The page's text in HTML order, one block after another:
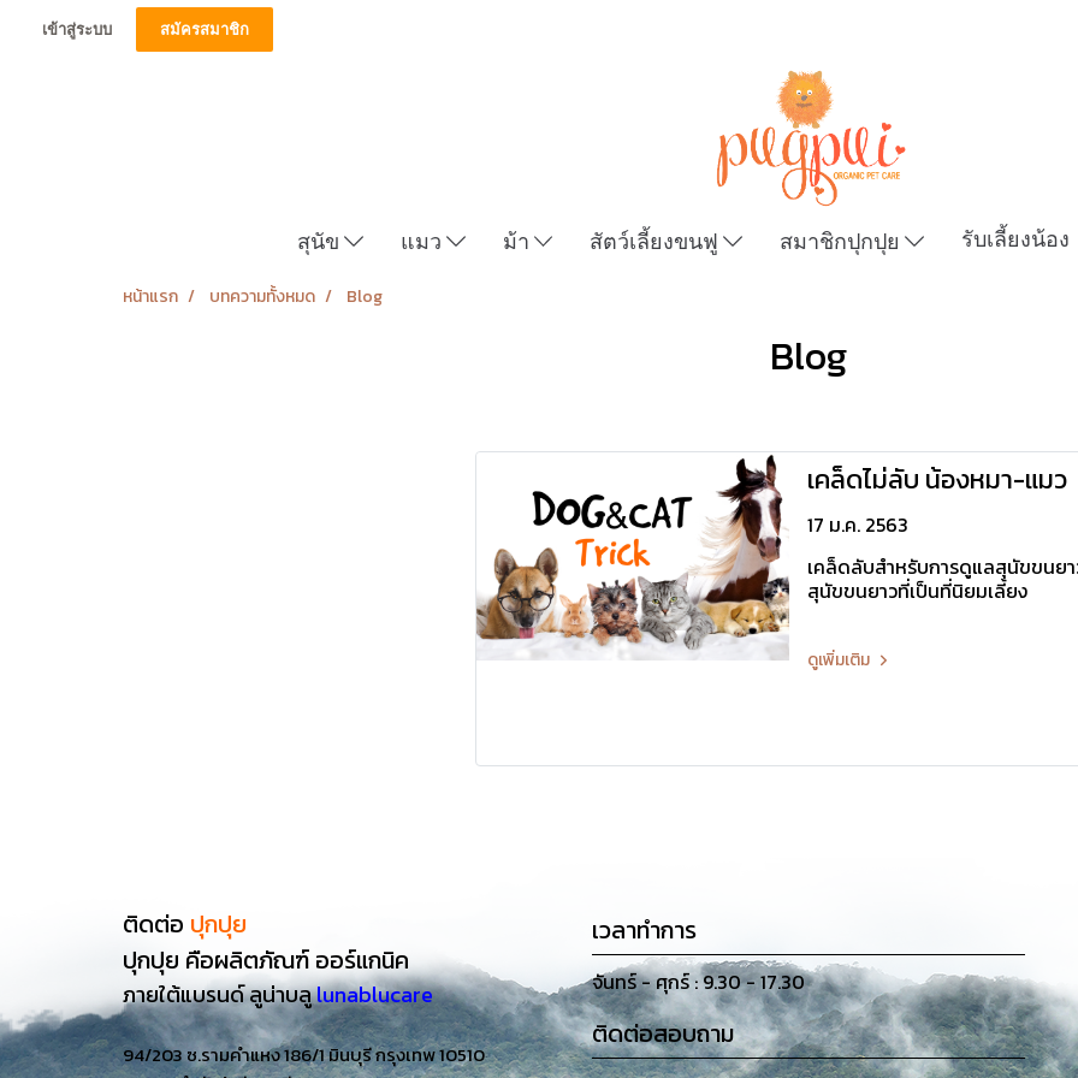
เข้าสู่ระบบ สมัครสมาชิก
สุนัข แมว ม้า สัตว์เลี้ยงขนฟู สมาชิกปุกปุย รับเลี้ยงน้อง
หน้าแรก บทความทั้งหมด Blog
Blog
เคล็ดไม่ลับ น้องหมา-แมว
17 ม.ค. 2563
เคล็ดลับสำหรับการดูแลสุนัขขนย
สุนัขขนยาวที่เป็นที่นิยมเลี้ยง
ดูเพิ่มเติม
ติดต่อ ปุกปุย
ปุกปุย คือผลิตภัณฑ์ ออร์แกนิค
ภายใต้แบรนด์ลูน่าบลูlunablucare
94/203 ซ.รามคำแหง 186/1 มินบุรี กรุงเทพ 10510
เวลาทำการ
จันทร์ - ศุกร์ : 9.30 - 17.30
ติดต่อสอบถาม